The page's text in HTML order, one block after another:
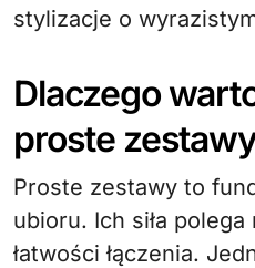
stylizacje o
Dlaczego
proste
Proste zestawy to
ubioru. Ich siła
łatwości łączenia.